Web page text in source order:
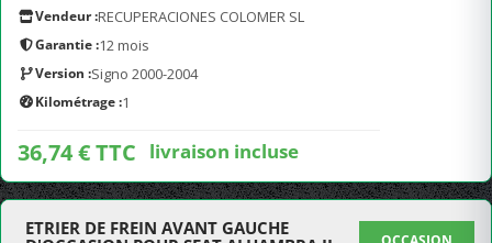
Vendeur :RECUPERACIONES COLOMER SL
Garantie :12 mois
Version :Signo 2000-2004
Kilométrage :1
36,74 € TTC livraison incluse
ETRIER DE FREIN AVANT GAUCHE